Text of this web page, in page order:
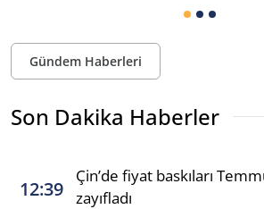
Gündem Haberleri
Son Dakika Haberler
12:39
Çin’de fiyat baskıları
zayıfladı